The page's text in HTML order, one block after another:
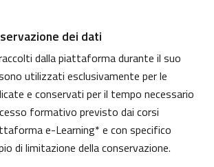
dei dati
dalla piattaforma durante il suo
utilizzati esclusivamente per le
e conservati per il tempo necessario
formativo previsto dai corsi
e-Learning* e con specifico
di limitazione della conservazione.